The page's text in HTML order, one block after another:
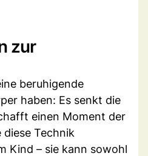
zur
beruhigende
haben: Es senkt die
einen Moment der
diese Technik
Kind – sie kann sowohl